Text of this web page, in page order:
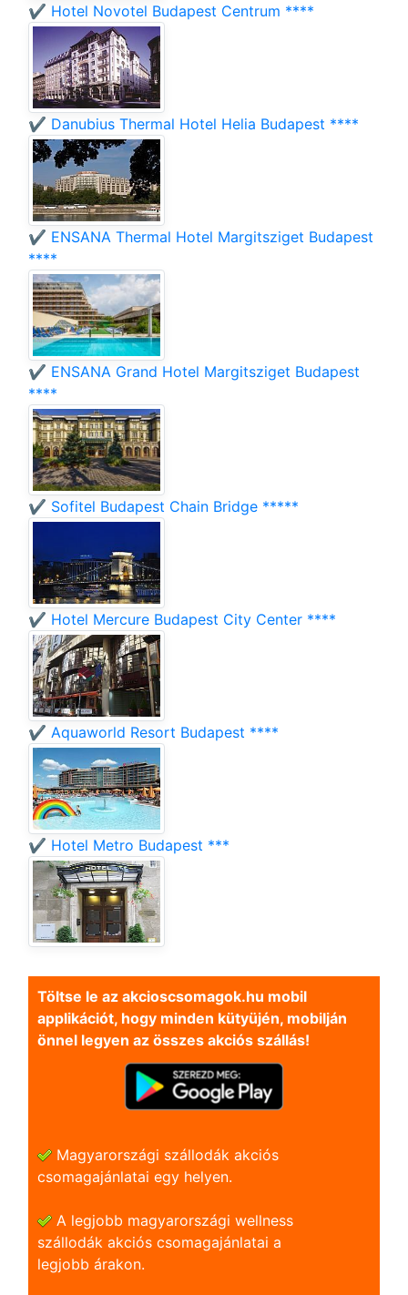
✔️ Hotel Novotel Budapest Centrum ****
✔️ Danubius Thermal Hotel Helia Budapest ****
✔️ ENSANA Thermal Hotel Margitsziget Budapest
****
✔️ ENSANA Grand Hotel Margitsziget Budapest
****
✔️ Sofitel Budapest Chain Bridge *****
✔️ Hotel Mercure Budapest City Center ****
✔️ Aquaworld Resort Budapest ****
✔️ Hotel Metro Budapest ***
Töltse le az akcioscsomagok.hu mobil
applikációt, hogy minden kütyüjén, mobilján
önnel legyen az összes akciós szállás!
Magyarországi szállodák akciós
csomagajánlatai egy helyen.
A legjobb magyarországi wellness
szállodák akciós csomagajánlatai a
legjobb árakon.